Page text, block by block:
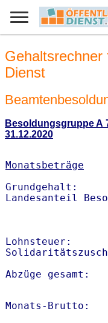
Dienst
Besoldungsgruppe A
31.12.2020
Monatsbeträge
Grundgehalt:
Lohnsteuer:
Abzüge
Monats-